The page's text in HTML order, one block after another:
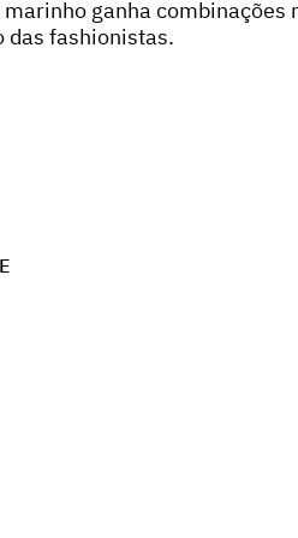
ganha combinações
das fashionistas.